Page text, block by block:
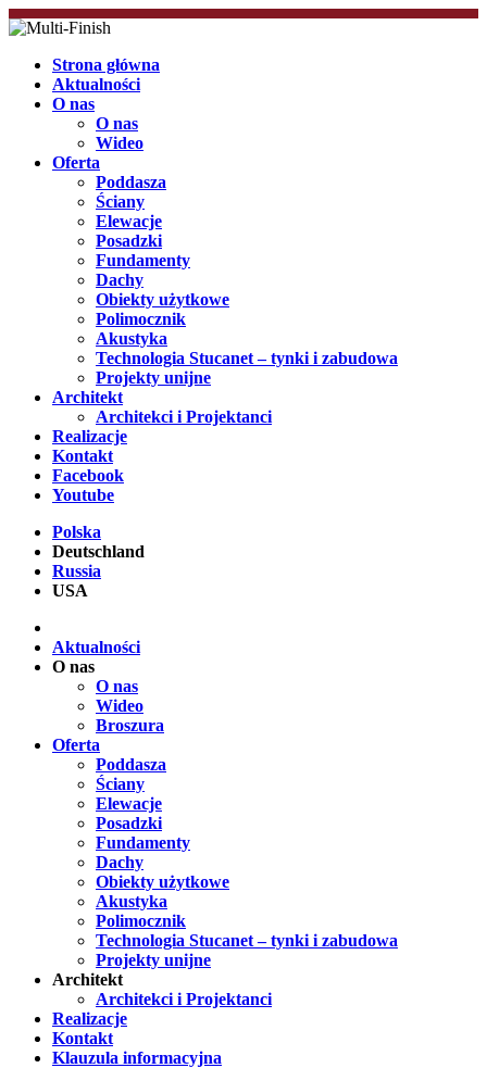
Strona główna
Aktualności
O nas
O nas
Wideo
Oferta
Poddasza
Ściany
Elewacje
Posadzki
Fundamenty
Dachy
Obiekty użytkowe
Polimocznik
Akustyka
Technologia Stucanet – tynki i zabudowa
Projekty unijne
Architekt
Architekci i Projektanci
Realizacje
Kontakt
Facebook
Youtube
Polska
Deutschland
Russia
USA
Aktualności
O nas
O nas
Wideo
Broszura
Oferta
Poddasza
Ściany
Elewacje
Posadzki
Fundamenty
Dachy
Obiekty użytkowe
Akustyka
Polimocznik
Technologia Stucanet – tynki i zabudowa
Projekty unijne
Architekt
Architekci i Projektanci
Realizacje
Kontakt
Klauzula informacyjna